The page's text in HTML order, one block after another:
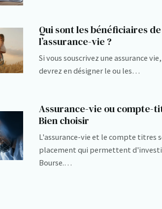
Qui sont les bénéficiaires de
l’assurance-vie ?
Si vous souscrivez une assurance
devrez en désigner le ou les…
Assurance-vie ou compte-
Bien choisir
L'assurance-vie et le compte titres
placement qui permettent
Bourse.…